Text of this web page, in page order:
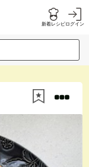
新着レシピログイン